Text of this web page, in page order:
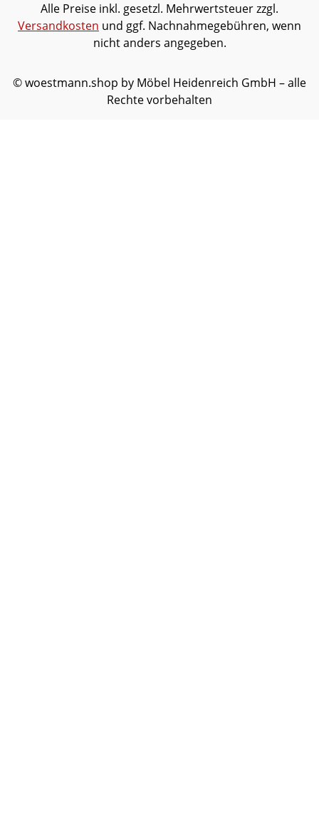
Alle Preise inkl. gesetzl. Mehrwertsteuer zzgl.
Versandkosten und ggf. Nachnahmegebühren, wenn
nicht anders angegeben.
© woestmann.shop by Möbel Heidenreich GmbH – alle
Rechte vorbehalten